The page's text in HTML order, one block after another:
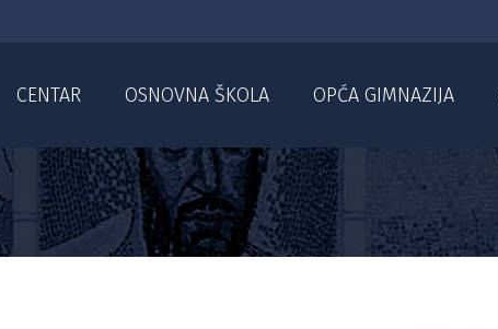
CENTAR OSNOVNA ŠKOLA OPĆA GIMNAZIJA